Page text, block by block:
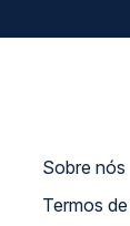
Sobre nós